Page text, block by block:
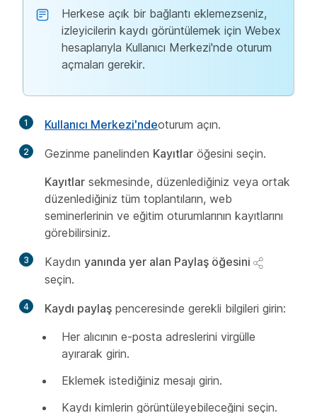
Herkese açık bir bağlantı eklemezseniz,
izleyicilerin kaydı görüntülemek için Webex
hesaplarıyla Kullanıcı Merkezi'nde oturum
açmaları gerekir.
1 Kullanıcı Merkezi'ndeoturum açın.
2 Gezinme panelinden Kayıtlar öğesini seçin.
Kayıtlar sekmesinde, düzenlediğiniz veya ortak
düzenlediğiniz tüm toplantıların, web
seminerlerinin ve eğitim oturumlarının kayıtlarını
görebilirsiniz.
3 Kaydın yanında yer alan Paylaş öğesini
seçin.
4 Kaydı paylaş penceresinde gerekli bilgileri girin:
Her alıcının e-posta adreslerini virgülle
ayırarak girin.
Eklemek istediğiniz mesajı girin.
Kaydı kimlerin görüntüleyebileceğini seçin.